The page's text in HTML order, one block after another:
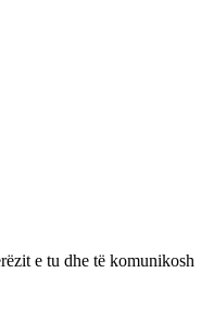
e tu dhe të komunikosh